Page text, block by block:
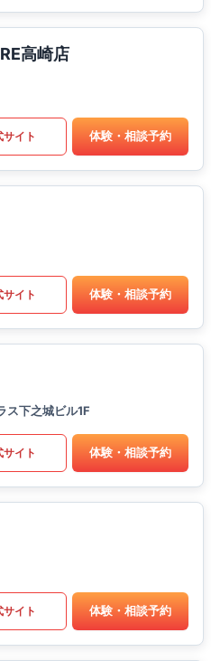
高崎店
サイト 体験・相談予約
サイト 体験・相談予約
ス下之城ビル1F
サイト 体験・相談予約
サイト 体験・相談予約